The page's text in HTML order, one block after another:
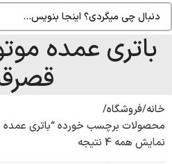
باتری عمده
خانه فروشگاه
محصولات برچسب خورده “باتری عمده
نمایش همه 4 نتیجه